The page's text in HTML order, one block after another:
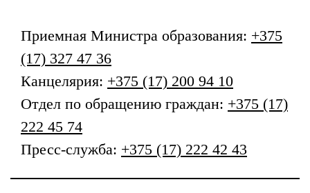
Приемная Министра образования: +375
(17) 327 47 36
Канцелярия: +375 (17) 200 94 10
Отдел по обращению граждан: +375 (17)
222 45 74
Пресс-служба: +375 (17) 222 42 43